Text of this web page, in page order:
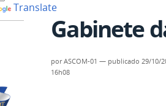
Translate
Gabinete
porASCOM-01 — publicado 29/10/
16h08